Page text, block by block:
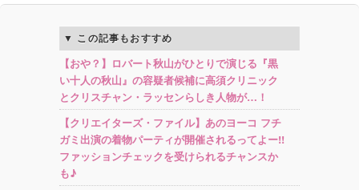
この記事もおすすめ
【おや？】ロバート秋山がひとりで演じる『黒
い十人の秋山』の容疑者候補に高須クリニック
とクリスチャン・ラッセンらしき人物が…！
【クリエイターズ・ファイル】あのヨーコ フチ
ガミ出演の着物パーティが開催されるってよー!!
ファッションチェックを受けられるチャンスか
も♪